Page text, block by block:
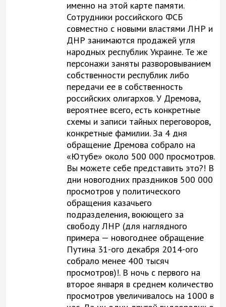
именно на этой карте памяти.
Сотрудники российского ФСБ
совместно с новыми властями ЛНР и
ДНР занимаются продажей угля
народных республик Украине. Те же
персонажи заняты разворовыванием
собственности республик либо
передачи ее в собственность
российских олигархов. У Дремова,
вероятнее всего, есть конкретные
схемы и записи тайных переговоров,
конкретные фамилии. За 4 дня
обращение Дремова собрало на
«Ютубе» около 500 000 просмотров.
Вы можете себе представить это?! В
дни новогодних праздников 500 000
просмотров у политического
обращения казачьего
подразделения, воюющего за
свободу ЛНР (для наглядного
примера — новогоднее обращение
Путина 31-ого декабря 2014-ого
собрало менее 400 тысяч
просмотров)!. В ночь с первого на
второе января в среднем количество
просмотров увеличивалось на 1000 в